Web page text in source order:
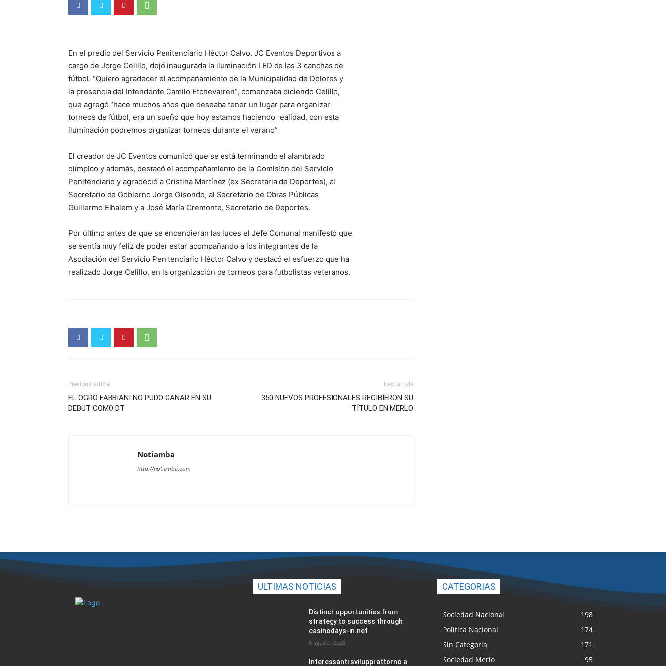
En el predio del Servicio Penitenciario Héctor Calvo, JC Eventos Deportivos a
cargo de Jorge Celillo, dejó inaugurada la iluminación LED de las 3 canchas de
fútbol. “Quiero agradecer el acompañamiento de la Municipalidad de Dolores y
la presencia del Intendente Camilo Etchevarren”, comenzaba diciendo Celillo,
que agregó “hace muchos años que deseaba tener un lugar para organizar
torneos de fútbol, era un sueño que hoy estamos haciendo realidad, con esta
iluminación podremos organizar torneos durante el verano”.
El creador de JC Eventos comunicó que se está terminando el alambrado
olímpico y además, destacó el acompañamiento de la Comisión del Servicio
Penitenciario y agradeció a Cristina Martínez (ex Secretaria de Deportes), al
Secretario de Gobierno Jorge Gisondo, al Secretario de Obras Públicas
Guillermo Elhalem y a José María Cremonte, Secretario de Deportes.
Por último antes de que se encendieran las luces el Jefe Comunal manifestó que
se sentía muy feliz de poder estar acompañando a los integrantes de la
Asociación del Servicio Penitenciario Héctor Calvo y destacó el esfuerzo que ha
realizado Jorge Celillo, en la organización de torneos para futbolistas veteranos.
Previous article
EL OGRO FABBIANI NO PUDO GANAR EN SU
DEBUT COMO DT
Next article
350 NUEVOS PROFESIONALES RECIBIERON SU
TÍTULO EN MERLO
Notiamba
http://notiamba.com
ULTIMAS NOTICIAS
Distinct opportunities from
strategy to success through
casinodays-in.net
8 agosto, 2026
Interessanti sviluppi attorno a
CATEGORIAS
Sociedad Nacional
198
Política Nacional
174
Sin Categoria
171
Sociedad Merlo
95